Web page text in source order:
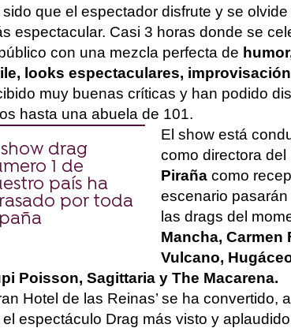
sido que el espectador disfrute y se
espectacular. Casi 3 horas donde se
con una mezcla perfecta de
looks espectaculares,
muy buenas críticas y han podido
hasta una abuela de 101.
show drag
1 de
país ha
por toda
El show está
como directora
Piraña como
escenario
las drags del
Mancha, Carmen
Vulcano,
Poisson, Sagittaria y The Macarena.
Hotel de las Reinas’ se ha convertido,
el espectáculo Drag más visto y